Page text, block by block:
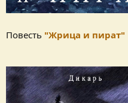
Повесть "Жрица и пират"